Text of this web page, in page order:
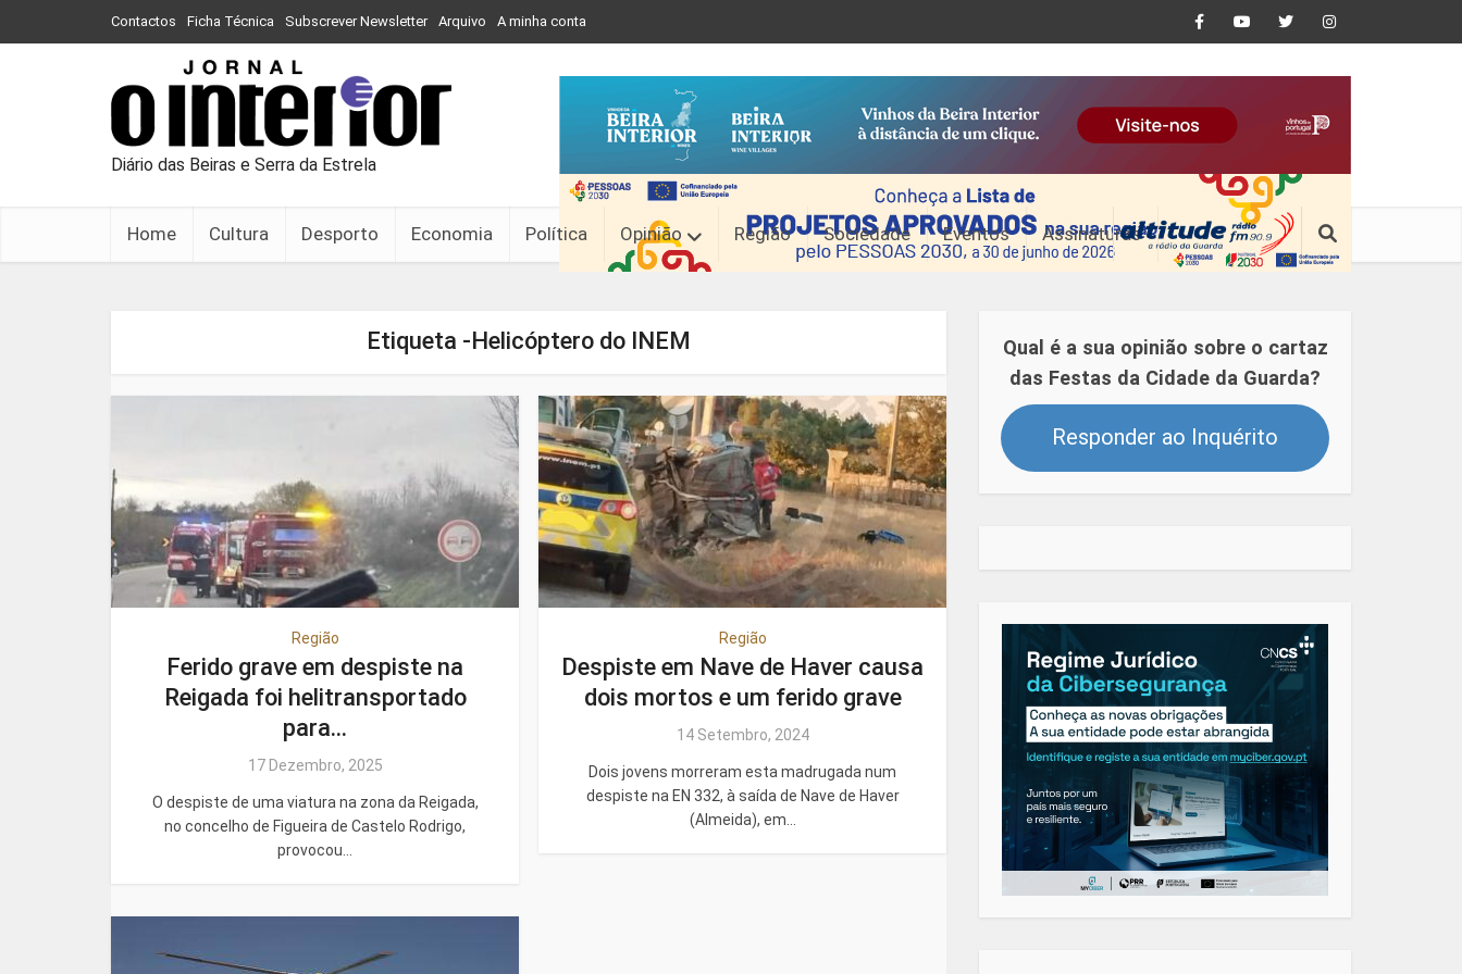
Contactos Ficha Técnica Subscrever Newsletter Arquivo A minha conta
Diário das Beiras e Serra da Estrela
Home Cultura Desporto Economia Política Opinião Região Sociedade Eventos Assinaturas
Etiqueta -Helicóptero do INEM
Região
Ferido grave em despiste na
Reigada foi helitransportado
para...
17 Dezembro, 2025
O despiste de uma viatura na zona da Reigada,
no concelho de Figueira de Castelo Rodrigo,
provocou...
Região
Despiste em Nave de Haver causa
dois mortos e um ferido grave
14 Setembro, 2024
Dois jovens morreram esta madrugada num
despiste na EN 332, à saída de Nave de Haver
(Almeida), em...
Qual é a sua opinião sobre o cartaz
das Festas da Cidade da Guarda?
Responder ao Inquérito